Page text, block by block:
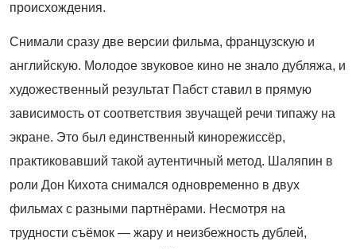
происхождения.
Снимали сразу две версии фильма, французскую и
английскую. Молодое звуковое кино не знало дубляжа, и
художественный результат Пабст ставил в прямую
зависимость от соответствия звучащей речи типажу на
экране. Это был единственный кинорежиссёр,
практиковавший такой аутентичный метод. Шаляпин в
роли Дон Кихота снимался одновременно в двух
фильмах с разными партнёрами. Несмотря на
трудности съёмок — жару и неизбежность дублей,